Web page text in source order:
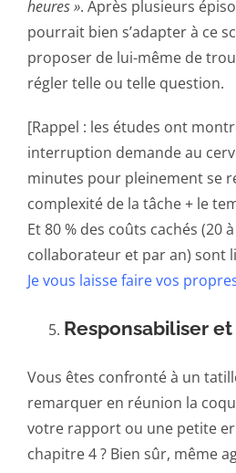
heures ». Après plusieurs
pourrait bien s’adapter à ce
proposer de lui-même de
régler telle ou telle question.
[Rappel : les études ont
interruption demande au
minutes pour pleinement se
complexité de la tâche + le
Et 80 % des coûts cachés (20
collaborateur et par an) sont
Je vous laisse faire vos
Responsabiliser
Vous êtes confronté à un
remarquer en réunion la
votre rapport ou une petite
chapitre 4 ? Bien sûr, même